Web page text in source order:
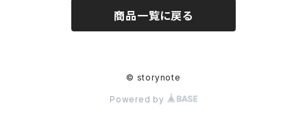
商品一覧に戻る
© storynote
Powered by